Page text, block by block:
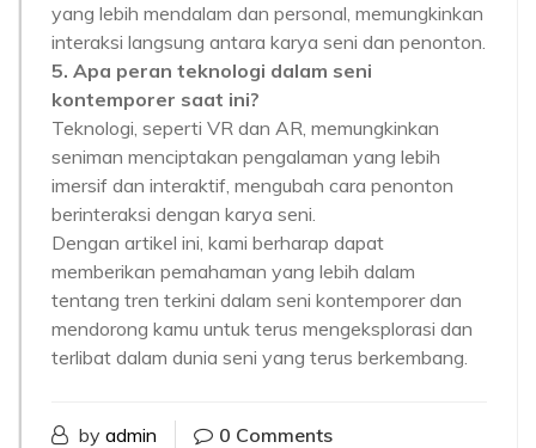
yang lebih mendalam dan personal, memungkinkan
interaksi langsung antara karya seni dan penonton.
5. Apa peran teknologi dalam seni
kontemporer saat ini?
Teknologi, seperti VR dan AR, memungkinkan
seniman menciptakan pengalaman yang lebih
imersif dan interaktif, mengubah cara penonton
berinteraksi dengan karya seni.
Dengan artikel ini, kami berharap dapat
memberikan pemahaman yang lebih dalam
tentang tren terkini dalam seni kontemporer dan
mendorong kamu untuk terus mengeksplorasi dan
terlibat dalam dunia seni yang terus berkembang.
by admin 0 Comments